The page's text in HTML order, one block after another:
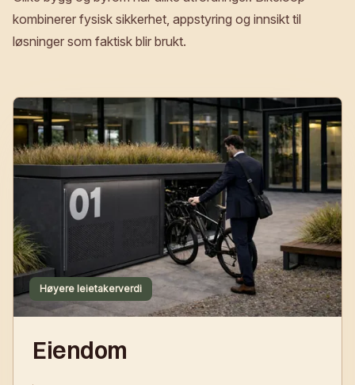
kombinerer fysisk sikkerhet, appstyring og innsikt til
løsninger som faktisk blir brukt.
Høyere leietakerverdi
Eiendom